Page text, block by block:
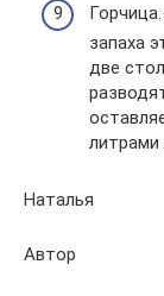
запаха
две
литрами
Наталья
Автор